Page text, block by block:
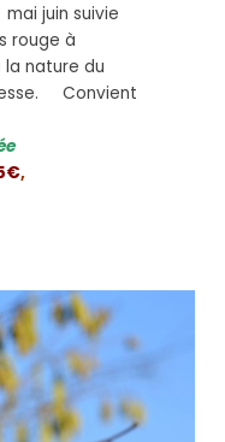
juin suivie
rouge à
la nature du
Convient
,